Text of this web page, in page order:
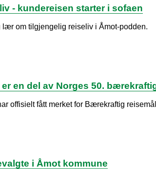
- kundereisen starter i sofaen
lær om tilgjengelig reiseliv i Åmot-podden.
en del av Norges 50.
offisielt fått merket for Bærekraftig
i Åmot kommune